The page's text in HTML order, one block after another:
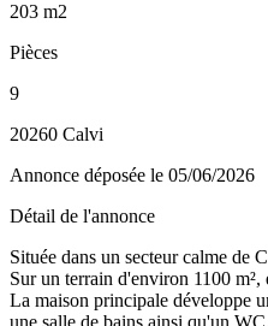
203 m2
Pièces
9
20260 Calvi
Annonce déposée le 05/06/2026
Détail de l'annonce
Située dans un secteur calme de
Sur un terrain d'environ 1100
La maison principale développe
une salle de bains ainsi qu'un